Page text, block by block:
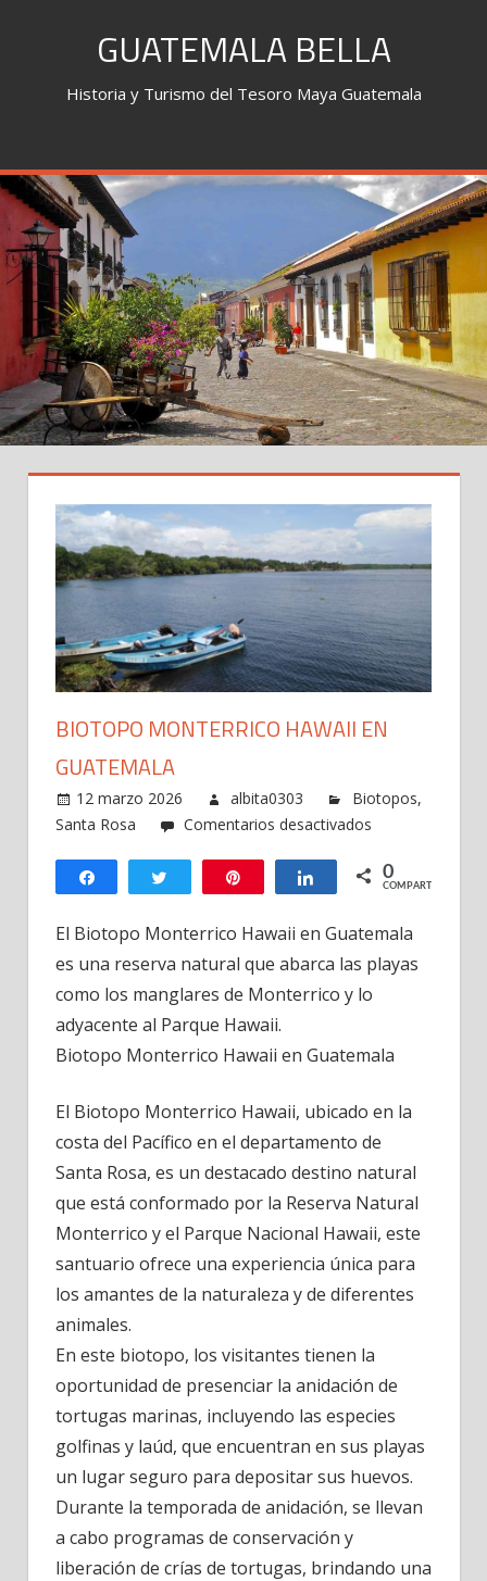
GUATEMALA BELLA
Historia y Turismo del Tesoro Maya Guatemala
BIOTOPO MONTERRICO HAWAII EN
GUATEMALA
12 marzo 2026 albita0303 Biotopos,
Santa Rosa
Comentarios desactivados
Monterrico
en
Guatemala
Compartir Twittear Compartir
0
COMPARTIR
El Biotopo Monterrico Hawaii en Guatemala
es una reserva natural que abarca las playas
como los manglares de Monterrico y lo
adyacente al Parque Hawaii.
Biotopo Monterrico Hawaii en Guatemala
El Biotopo Monterrico Hawaii, ubicado en la
costa del Pacífico en el departamento de
Santa Rosa, es un destacado destino natural
que está conformado por la Reserva Natural
Monterrico y el Parque Nacional Hawaii, este
santuario ofrece una experiencia única para
los amantes de la naturaleza y de diferentes
animales.
En este biotopo, los visitantes tienen la
oportunidad de presenciar la anidación de
tortugas marinas, incluyendo las especies
golfinas y laúd, que encuentran en sus playas
un lugar seguro para depositar sus huevos.
Durante la temporada de anidación, se llevan
a cabo programas de conservación y
liberación de crías de tortugas, brindando una